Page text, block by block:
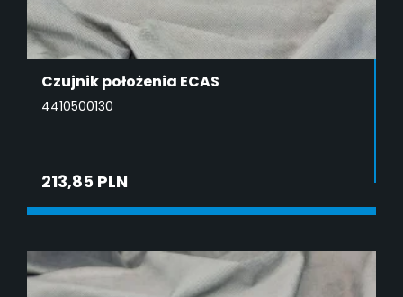
Czujnik położenia ECAS
4410500130
213,85 PLN